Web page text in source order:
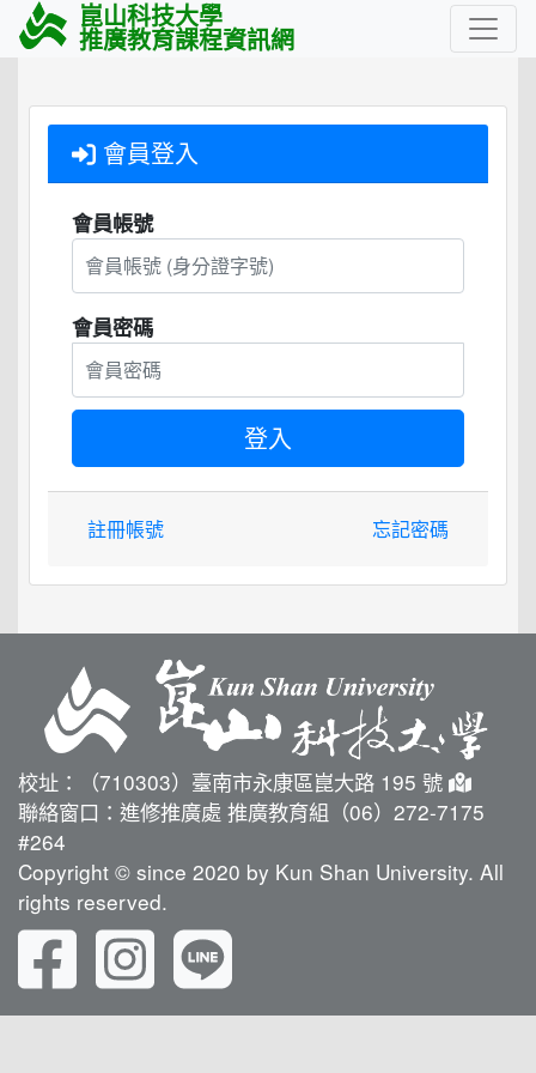
崑山科技大學
推廣教育課程資訊網
會員登入
會員帳號
會員密碼
註冊帳號 忘記密碼
校址：（710303）臺南市永康區崑大路 195 號
聯絡窗口：進修推廣處 推廣教育組（06）272-7175
#264
Copyright © since 2020 by Kun Shan University. All
rights reserved.